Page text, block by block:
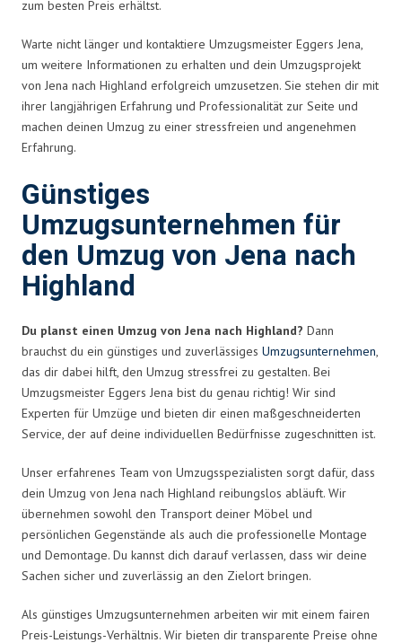
zum besten Preis erhältst.
Warte nicht länger und kontaktiere Umzugsmeister Eggers Jena,
um weitere Informationen zu erhalten und dein Umzugsprojekt
von Jena nach Highland erfolgreich umzusetzen. Sie stehen dir mit
ihrer langjährigen Erfahrung und Professionalität zur Seite und
machen deinen Umzug zu einer stressfreien und angenehmen
Erfahrung.
Günstiges
Umzugsunternehmen für
den Umzug von Jena nach
Highland
Du planst einen Umzug von Jena nach Highland? Dann
brauchst du ein günstiges und zuverlässiges Umzugsunternehmen,
das dir dabei hilft, den Umzug stressfrei zu gestalten. Bei
Umzugsmeister Eggers Jena bist du genau richtig! Wir sind
Experten für Umzüge und bieten dir einen maßgeschneiderten
Service, der auf deine individuellen Bedürfnisse zugeschnitten ist.
Unser erfahrenes Team von Umzugsspezialisten sorgt dafür, dass
dein Umzug von Jena nach Highland reibungslos abläuft. Wir
übernehmen sowohl den Transport deiner Möbel und
persönlichen Gegenstände als auch die professionelle Montage
und Demontage. Du kannst dich darauf verlassen, dass wir deine
Sachen sicher und zuverlässig an den Zielort bringen.
Als günstiges Umzugsunternehmen arbeiten wir mit einem fairen
Preis-Leistungs-Verhältnis. Wir bieten dir transparente Preise ohne